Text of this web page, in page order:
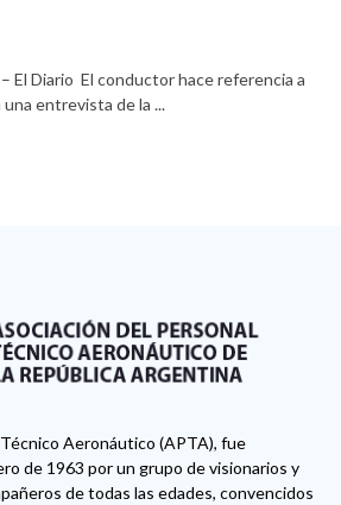
El Diario El conductor hace referencia a
entrevista de la ...
Aeronáutico (APTA), fue
de 1963 por un grupo de visionarios y
de todas las edades, convencidos